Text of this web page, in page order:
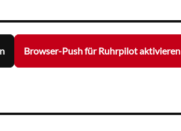
Browser-Push für Ruhrpilot aktivieren